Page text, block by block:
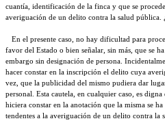
cuantía, identificación de la finca y que se
averiguación de un delito contra la salud pública.
En el presente caso, no hay dificultad para
favor del Estado o bien señalar, sin más, que se
embargo sin designación de persona.
hacer constar en la inscripción el delito cuya
vez, que la publicidad del mismo pudiera dar
personal. Esta cautela, en cualquier caso, es
hiciera constar en la anotación que la misma se
tendentes a la averiguación de un delito contra la